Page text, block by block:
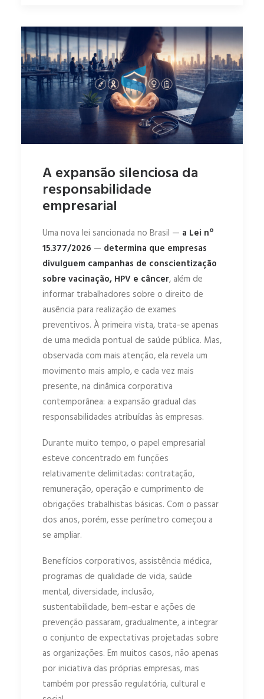
A expansão silenciosa da
responsabilidade
empresarial
Uma nova lei sancionada no Brasil — a Lei nº
15.377/2026 — determina que empresas
divulguem campanhas de conscientização
sobre vacinação, HPV e câncer, além de
informar trabalhadores sobre o direito de
ausência para realização de exames
preventivos. À primeira vista, trata-se apenas
de uma medida pontual de saúde pública. Mas,
observada com mais atenção, ela revela um
movimento mais amplo, e cada vez mais
presente, na dinâmica corporativa
contemporânea: a expansão gradual das
responsabilidades atribuídas às empresas.
Durante muito tempo, o papel empresarial
esteve concentrado em funções
relativamente delimitadas: contratação,
remuneração, operação e cumprimento de
obrigações trabalhistas básicas. Com o passar
dos anos, porém, esse perímetro começou a
se ampliar.
Benefícios corporativos, assistência médica,
programas de qualidade de vida, saúde
mental, diversidade, inclusão,
sustentabilidade, bem-estar e ações de
prevenção passaram, gradualmente, a integrar
o conjunto de expectativas projetadas sobre
as organizações. Em muitos casos, não apenas
por iniciativa das próprias empresas, mas
também por pressão regulatória, cultural e